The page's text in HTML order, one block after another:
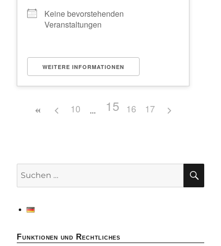
Keine bevorstehenden
Veranstaltungen
WEITERE INFORMATIONEN
10 15 16 17
Funktionen und Rechtliches